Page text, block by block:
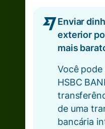
Enviar
exterior
mais
Você pode
HSBC
de uma
bancária